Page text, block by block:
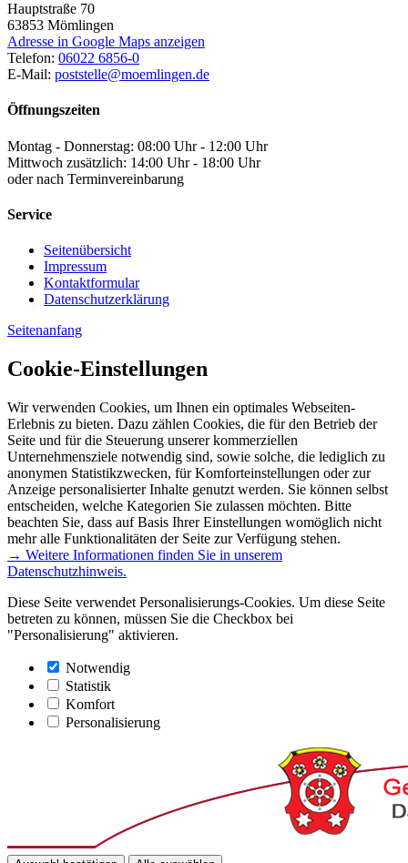
Hauptstraße 70
63853 Mömlingen
Adresse in Google Maps anzeigen
Telefon: 06022 6856-0
E-Mail: poststelle@moemlingen.de
Öffnungszeiten
Montag - Donnerstag: 08:00 Uhr - 12:00 Uhr
Mittwoch zusätzlich: 14:00 Uhr - 18:00 Uhr
oder nach Terminvereinbarung
Service
Seitenübersicht
Impressum
Kontaktformular
Datenschutzerklärung
Seitenanfang
Cookie-Einstellungen
Wir verwenden Cookies, um Ihnen ein optimales Webseiten-
Erlebnis zu bieten. Dazu zählen Cookies, die für den Betrieb der
Seite und für die Steuerung unserer kommerziellen
Unternehmensziele notwendig sind, sowie solche, die lediglich zu
anonymen Statistikzwecken, für Komforteinstellungen oder zur
Anzeige personalisierter Inhalte genutzt werden. Sie können selbst
entscheiden, welche Kategorien Sie zulassen möchten. Bitte
beachten Sie, dass auf Basis Ihrer Einstellungen womöglich nicht
mehr alle Funktionalitäten der Seite zur Verfügung stehen.
→ Weitere Informationen finden Sie in unserem
Datenschutzhinweis.
Diese Seite verwendet Personalisierungs-Cookies. Um diese Seite
betreten zu können, müssen Sie die Checkbox bei
"Personalisierung" aktivieren.
Notwendig
Statistik
Komfort
Personalisierung